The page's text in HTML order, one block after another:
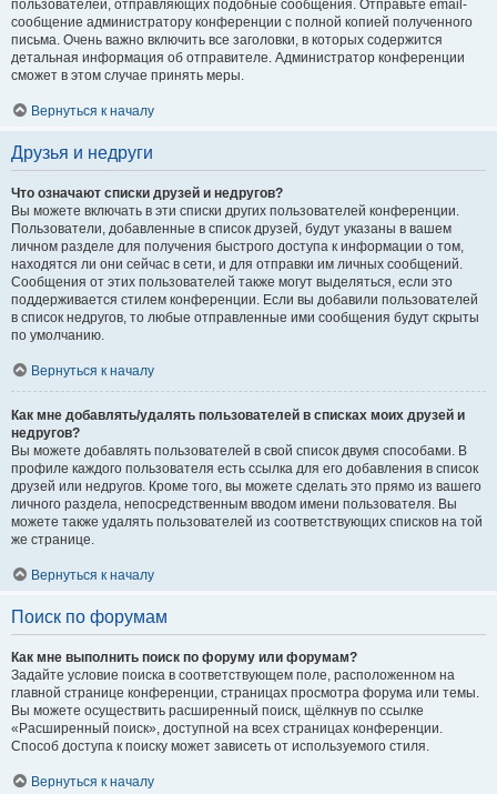
пользователей, отправляющих подобные сообщения. Отправьте email-
сообщение администратору конференции с полной копией полученного
письма. Очень важно включить все заголовки, в которых содержится
детальная информация об отправителе. Администратор конференции
сможет в этом случае принять меры.
Вернуться к началу
Друзья и недруги
Что означают списки друзей и недругов?
Вы можете включать в эти списки других пользователей конференции.
Пользователи, добавленные в список друзей, будут указаны в вашем
личном разделе для получения быстрого доступа к информации о том,
находятся ли они сейчас в сети, и для отправки им личных сообщений.
Сообщения от этих пользователей также могут выделяться, если это
поддерживается стилем конференции. Если вы добавили пользователей
в список недругов, то любые отправленные ими сообщения будут скрыты
по умолчанию.
Вернуться к началу
Как мне добавлять/удалять пользователей в списках моих друзей и
недругов?
Вы можете добавлять пользователей в свой список двумя способами. В
профиле каждого пользователя есть ссылка для его добавления в список
друзей или недругов. Кроме того, вы можете сделать это прямо из вашего
личного раздела, непосредственным вводом имени пользователя. Вы
можете также удалять пользователей из соответствующих списков на той
же странице.
Вернуться к началу
Поиск по форумам
Как мне выполнить поиск по форуму или форумам?
Задайте условие поиска в соответствующем поле, расположенном на
главной странице конференции, страницах просмотра форума или темы.
Вы можете осуществить расширенный поиск, щёлкнув по ссылке
«Расширенный поиск», доступной на всех страницах конференции.
Способ доступа к поиску может зависеть от используемого стиля.
Вернуться к началу